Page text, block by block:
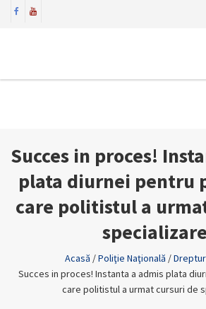
Succes in proces!
plata diurnei pentru
care politistul a
Acasă /Poliţie Naţională /
Succes in proces! Instanta a admis plata
care politistul a urmat cursuri de